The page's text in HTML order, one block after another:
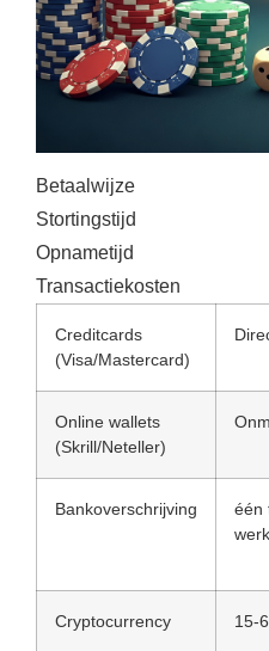
Betaalwijze
Stortingstijd
Opnametijd
Transactiekosten
Creditcards
(Visa/Mastercard)
Online wallets
(Skrill/Neteller)
Bankoverschrijving
één
Cryptocurrency 15-